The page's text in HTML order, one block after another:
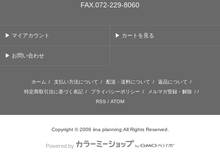
FAX.072-229-8060
▶ マイアカウント ▶ カートを見る
▶ お問い合わせ
ホーム / 支払い方法について / 配送・送料について / 返品について /
特定商取引法に基づく表記 / プライバシーポリシー / メルマガ登録・解除 / /
RSS / ATOM
Copyright © 2006 iina planning.All Rights Reserved.
Powered by